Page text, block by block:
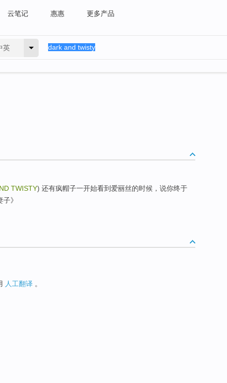
云笔记 惠惠 更多产品
英
TWISTY) 还有疯帽子一开始看到爱丽丝的时候，说你终于
》
人工翻译 。